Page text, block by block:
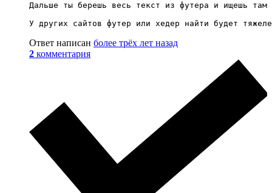
Дальше ты берешь весь текст из футера и ищешь
У других сайтов футер или хедер найти будет
Ответ написан более трёх лет назад
2 комментария